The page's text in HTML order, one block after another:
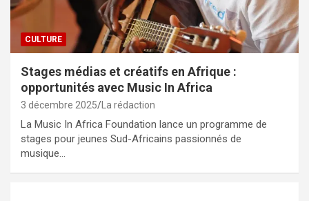
CULTURE
Stages médias et créatifs en Afrique :
opportunités avec Music In Africa
3 décembre 2025 La rédaction
La Music In Africa Foundation lance un programme de
stages pour jeunes Sud-Africains passionnés de
musique…